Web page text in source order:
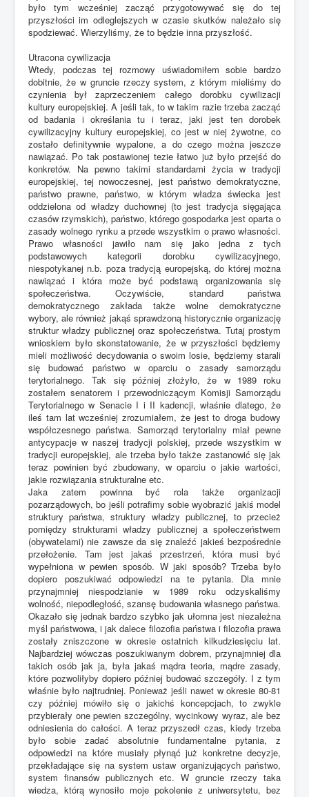
było tym wcześniej zacząć przygotowywać się do tej
przyszłości im odleglejszych w czasie skutków należało się
spodziewać. Wierzyliśmy, że to będzie inna przyszłość.
Utracona cywilizacja
Wtedy, podczas tej rozmowy uświadomiłem sobie bardzo
dobitnie, że w gruncie rzeczy system, z którym mieliśmy do
czynienia był zaprzeczeniem całego dorobku cywilizacji
kultury europejskiej. A jeśli tak, to w takim razie trzeba zacząć
od badania i określania tu i teraz, jaki jest ten dorobek
cywilizacyjny kultury europejskiej, co jest w niej żywotne, co
zostało definitywnie wypalone, a do czego można jeszcze
nawiązać. Po tak postawionej tezie łatwo już było przejść do
konkretów. Na pewno takimi standardami życia w tradycji
europejskiej, tej nowoczesnej, jest państwo demokratyczne,
państwo prawne, państwo, w którym władza świecka jest
oddzielona od władzy duchownej (to jest tradycja sięgająca
czasów rzymskich), państwo, którego gospodarka jest oparta o
zasady wolnego rynku a przede wszystkim o prawo własności.
Prawo własności jawiło nam się jako jedna z tych
podstawowych kategorii dorobku cywilizacyjnego,
niespotykanej n.b. poza tradycją europejską, do której można
nawiązać i która może być podstawą organizowania się
społeczeństwa. Oczywiście, standard państwa
demokratycznego zakłada także wolne demokratyczne
wybory, ale również jakąś sprawdzoną historycznie organizację
struktur władzy publicznej oraz społeczeństwa. Tutaj prostym
wnioskiem było skonstatowanie, że w przyszłości będziemy
mieli możliwość decydowania o swoim losie, będziemy starali
się budować państwo w oparciu o zasady samorządu
terytorialnego. Tak się później złożyło, że w 1989 roku
zostałem senatorem i przewodniczącym Komisji Samorządu
Terytorialnego w Senacie I i II kadencji, właśnie dlatego, że
ileś tam lat wcześniej zrozumiałem, że jest to droga budowy
współczesnego państwa. Samorząd terytorialny miał pewne
antycypacje w naszej tradycji polskiej, przede wszystkim w
tradycji europejskiej, ale trzeba było także zastanowić się jak
teraz powinien być zbudowany, w oparciu o jakie wartości,
jakie rozwiązania strukturalne etc.
Jaka zatem powinna być rola także organizacji
pozarządowych, bo jeśli potrafimy sobie wyobrazić jakiś model
struktury państwa, struktury władzy publicznej, to przecież
pomiędzy strukturami władzy publicznej a społeczeństwem
(obywatelami) nie zawsze da się znaleźć jakieś bezpośrednie
przełożenie. Tam jest jakaś przestrzeń, która musi być
wypełniona w pewien sposób. W jaki sposób? Trzeba było
dopiero poszukiwać odpowiedzi na te pytania. Dla mnie
przynajmniej niespodzianie w 1989 roku odzyskaliśmy
wolność, niepodległość, szansę budowania własnego państwa.
Okazało się jednak bardzo szybko jak ułomna jest niezależna
myśl państwowa, i jak dalece filozofia państwa i filozofia prawa
zostały zniszczone w okresie ostatnich kilkudziesięciu lat.
Najbardziej wówczas poszukiwanym dobrem, przynajmniej dla
takich osób jak ja, była jakaś mądra teoria, mądre zasady,
które pozwoliłyby dopiero później budować szczegóły. I z tym
właśnie było najtrudniej. Ponieważ jeśli nawet w okresie 80-81
czy później mówiło się o jakichś koncepcjach, to zwykle
przybierały one pewien szczególny, wycinkowy wyraz, ale bez
odniesienia do całości. A teraz przyszedł czas, kiedy trzeba
było sobie zadać absolutnie fundamentalne pytania, z
odpowiedzi na które musiały płynąć już konkretne decyzje,
przekładające się na system ustaw organizujących państwo,
system finansów publicznych etc. W gruncie rzeczy taka
wiedza, którą wynosiło moje pokolenie z uniwersytetu, bez